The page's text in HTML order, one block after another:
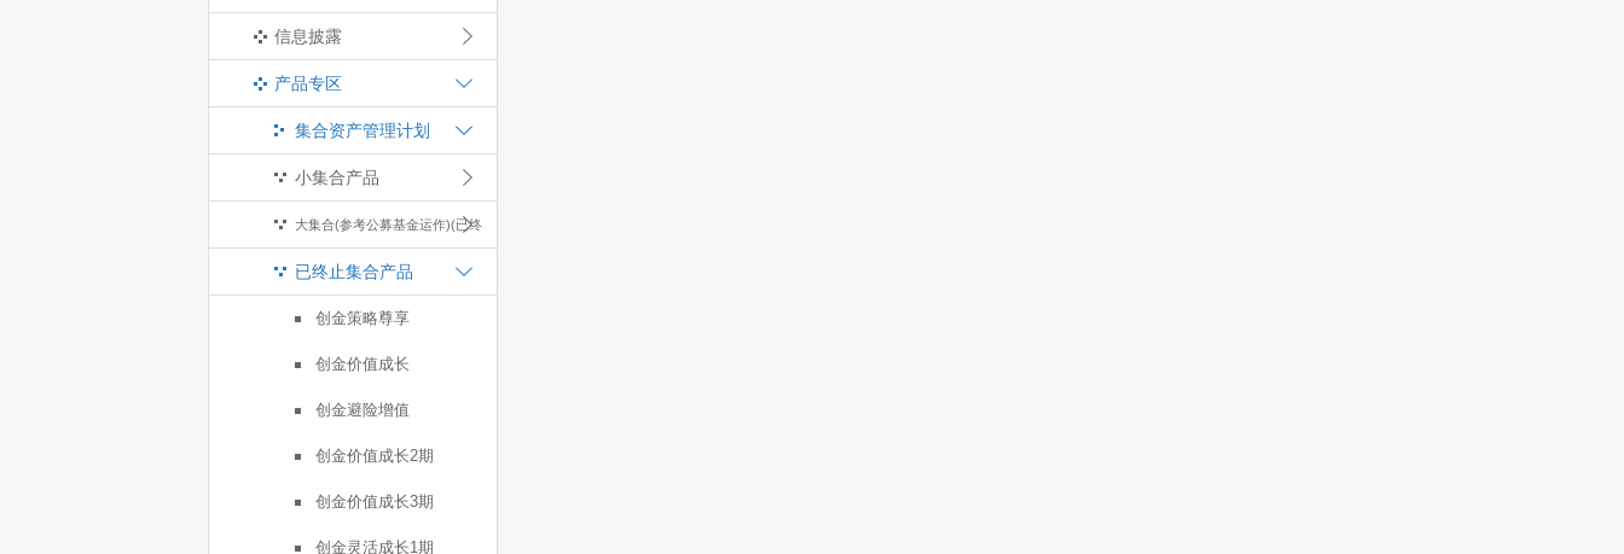
信息披露
产品专区
集合资产管理计划
小集合产品
大集合(参考公募基金运作)(已终
止)
已终止集合产品
创金策略尊享
创金价值成长
创金避险增值
创金价值成长2期
创金价值成长3期
创金灵活成长1期